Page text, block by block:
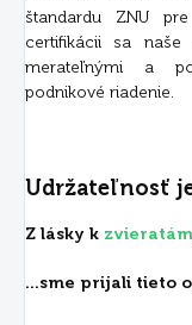
štandardu ZNU
certifikácii sa naše
merateľnými a
podnikové riadenie.
Udržateľnosť
Z lásky k zvieratám
...sme prijali tieto